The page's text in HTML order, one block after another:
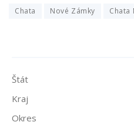
Chata Nové Zámky Chata
Štát
Kraj
Okres